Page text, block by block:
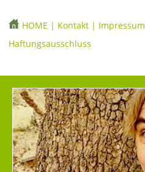
HOME | Kontakt | Impressum
Haftungsausschluss